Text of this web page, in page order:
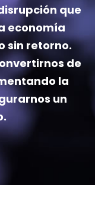
que
economía
sin retorno.
de
la
un